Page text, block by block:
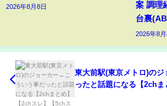
2026年8月8日
案 調理
台裏
2026年8月
東大前駅(東京メトロ)の
ったと話題になる【2ch